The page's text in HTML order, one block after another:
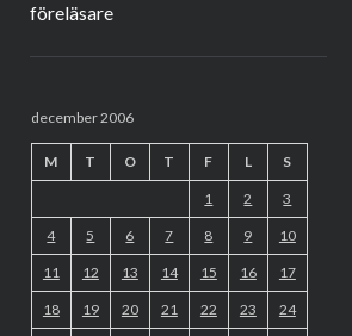
föreläsare
december 2006
M T O T F L S
1 2 3
4 5 6 7 8 9 10
11 12 13 14 15 16 17
18 19 20 21 22 23 24